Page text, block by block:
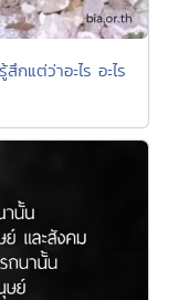
แต่ว่าอะไร อะไร